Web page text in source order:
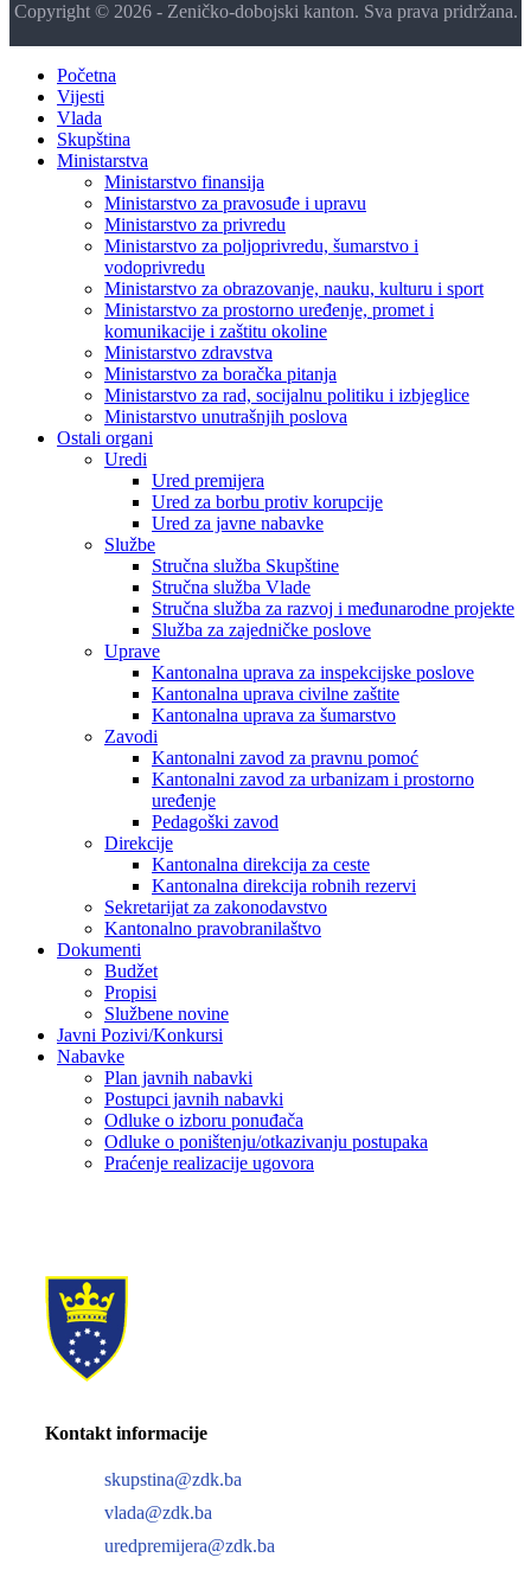
Copyright © 2026 - Zeničko-dobojski kanton. Sva prava pridržana.
Početna
Vijesti
Vlada
Skupština
Ministarstva
Ministarstvo finansija
Ministarstvo za pravosuđe i upravu
Ministarstvo za privredu
Ministarstvo za poljoprivredu, šumarstvo i
vodoprivredu
Ministarstvo za obrazovanje, nauku, kulturu i sport
Ministarstvo za prostorno uređenje, promet i
komunikacije i zaštitu okoline
Ministarstvo zdravstva
Ministarstvo za boračka pitanja
Ministarstvo za rad, socijalnu politiku i izbjeglice
Ministarstvo unutrašnjih poslova
Ostali organi
Uredi
Ured premijera
Ured za borbu protiv korupcije
Ured za javne nabavke
Službe
Stručna služba Skupštine
Stručna služba Vlade
Stručna služba za razvoj i međunarodne projekte
Služba za zajedničke poslove
Uprave
Kantonalna uprava za inspekcijske poslove
Kantonalna uprava civilne zaštite
Kantonalna uprava za šumarstvo
Zavodi
Kantonalni zavod za pravnu pomoć
Kantonalni zavod za urbanizam i prostorno
uređenje
Pedagoški zavod
Direkcije
Kantonalna direkcija za ceste
Kantonalna direkcija robnih rezervi
Sekretarijat za zakonodavstvo
Kantonalno pravobranilaštvo
Dokumenti
Budžet
Propisi
Službene novine
Javni Pozivi/Konkursi
Nabavke
Plan javnih nabavki
Postupci javnih nabavki
Odluke o izboru ponuđača
Odluke o poništenju/otkazivanju postupaka
Praćenje realizacije ugovora
Kontakt informacije
skupstina@zdk.ba
vlada@zdk.ba
uredpremijera@zdk.ba